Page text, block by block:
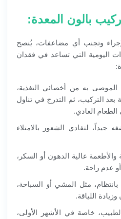
بالون المعدة:
وتجنب أي مضاعفات، يُنصح
اليومية التي تساعد في فقدان
الموصى به من أخصائي التغذية،
بعد التركيب، ثم التدرج في تناول
الطعام العادي.
جيداً، لتفادي الشعور بالامتلاء
عالية الدهون أو السكر،
أو عدم راحة.
مثل المشي أو السباحة،
اللياقة.
خاصة في الأشهر الأولى،